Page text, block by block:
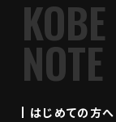
NOTE
はじめての方へ